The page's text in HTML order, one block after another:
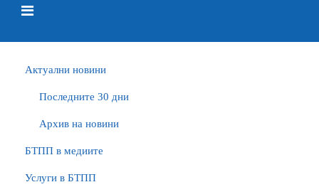
Актуални новини
Последните 30 дни
Архив на новини
БTПП в медиите
Услуги в БТПП